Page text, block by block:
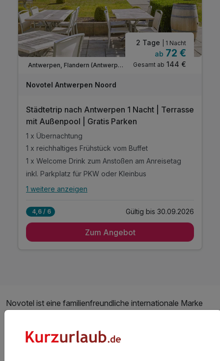
Antwerpen, Flandern (Antwerpen)
2 Tage | 1 Nacht
ab 72 €
Gesamt ab 144 €
Novotel Antwerpen Noord
Städtetrip nach Antwerpen 1 Nacht | Terrasse
mit Außenpool | Gratis Parken
1 x Übernachtung
1 x reichhaltiges Frühstück vom Buffet
1 x Welcome Drink zum Anstoßen am Anreisetag
inkl. Parkplatz für PKW oder Kleinbus
Alle Inklusivleistungen
1 x reichhaltiges Frühstück vom Buffet
1 weitere anzeigen
4,6 / 6 Gültig bis 30.09.2026
Zum Angebot
Novotel ist eine familienfreundliche internationale Marke
unter 16 Jahren können kostenlos mitreisen, wenn sie im